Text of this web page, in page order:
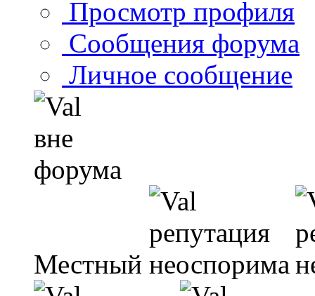
Просмотр профиля
Сообщения форума
Личное сообщение
Местный